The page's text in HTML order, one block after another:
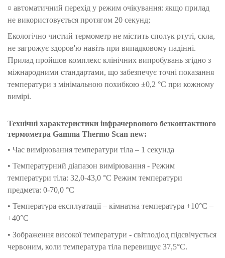
¤ автоматичний перехід у режим очікування: якщо прилад
не використовується протягом 20 секунд;
Екологічно чистий термометр не містить сполук ртуті, скла,
не загрожує здоров'ю навіть при випадковому падінні.
Прилад пройшов комплекс клінічних випробувань згідно з
міжнародними стандартами, що забезпечує точні показання
температури з мінімальною похибкою ±0,2 °C при кожному
вимірі.
Технічні характеристики інфрачервоного безконтактного
термометра Gamma Thermo Scan new:
• Час вимірювання температури тіла – 1 секунда
• Температурний діапазон вимірювання - Режим
температури тіла: 32,0-43,0 °C Режим температури
предмета: 0-70,0 °C
• Температура експлуатації – кімнатна температура +10°C –
+40°C
• Зображення високої температури - світлодіод підсвічується
червоним, коли температура тіла перевищує 37,5°C.